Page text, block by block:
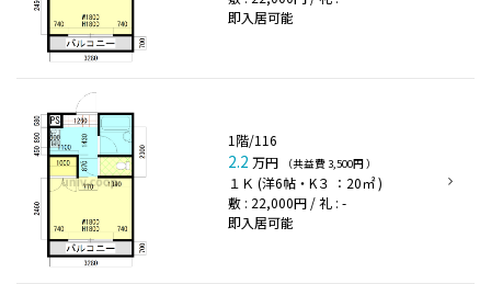
即入居可能
1階/116
2.2 万円 （共益費 3,500円 ）
１Ｋ (洋6帖・K３ ：20㎡ )
敷 : 22,000円 / 礼 : -
即入居可能